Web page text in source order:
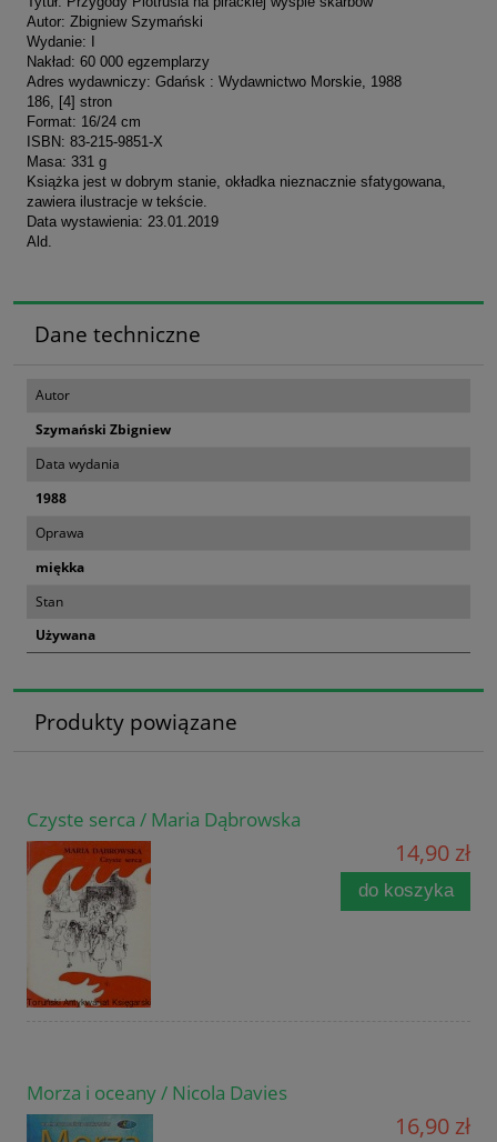
Autor: Zbigniew Szymański
Wydanie: I
Nakład: 60 000 egzemplarzy
Adres wydawniczy: Gdańsk : Wydawnictwo Morskie, 1988
186, [4] stron
Format: 16/24 cm
ISBN: 83-215-9851-X
Masa: 331 g
Książka jest w dobrym stanie, okładka nieznacznie sfatygowana,
zawiera ilustracje w tekście.
Data wystawienia: 23.01.2019
Ald.
Dane techniczne
Autor
Szymański Zbigniew
Data wydania
1988
Oprawa
miękka
Stan
Używana
Produkty powiązane
Czyste serca / Maria Dąbrowska
14,90 zł
do koszyka
Morza i oceany / Nicola Davies
16,90 zł